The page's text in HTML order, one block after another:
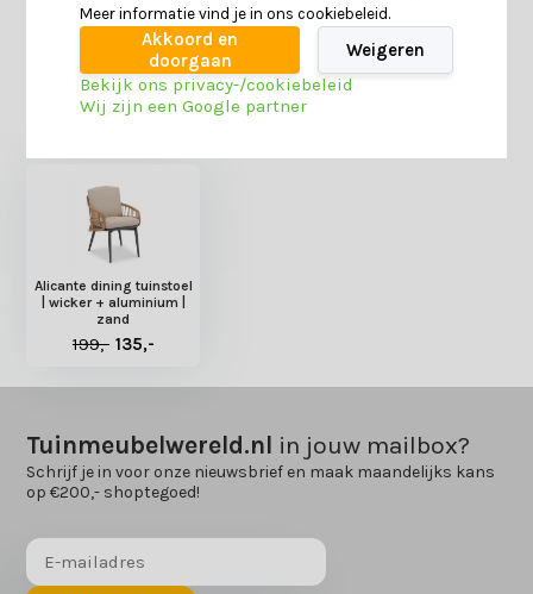
Heb je nog interesse in deze recent bekeken
Alicante dining tuinstoel
| wicker + aluminium |
zand
199,- 135,-
Tuinmeubelwereld.nl in jouw mailbox?
Schrijf je in voor onze nieuwsbrief en maak maandelijks kans
op €200,- shoptegoed!
Meer informatie vind je in ons cookiebeleid.
Akkoord en
doorgaan
Weigeren
Bekijk ons privacy-/cookiebeleid
Wij zijn een Google partner